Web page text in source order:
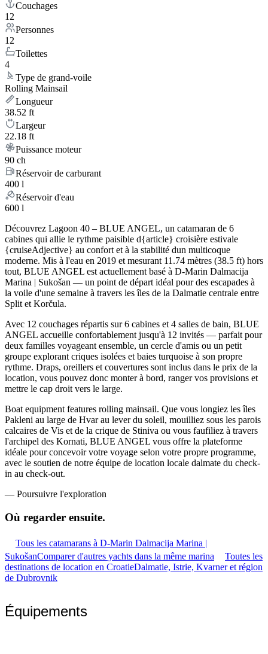
Couchages
12
Personnes
12
Toilettes
4
Type de grand-voile
Rolling Mainsail
Longueur
38.52 ft
Largeur
22.18 ft
Puissance moteur
90 ch
Réservoir de carburant
400 l
Réservoir d'eau
600 l
Découvrez Lagoon 40 – BLUE ANGEL, un catamaran de 6
cabines qui allie le rythme paisible d{article} croisière estivale
{cruiseAdjective} au confort et à la stabilité dun multicoque
moderne. Mis à l'eau en 2019 et mesurant 11.74 mètres (38.5 ft) hors
tout, BLUE ANGEL est actuellement basé à D-Marin Dalmacija
Marina | Sukošan — un point de départ idéal pour des escapades à
la voile d'une semaine à travers les îles de la Dalmatie centrale entre
Split et Korčula.
Avec 12 couchages répartis sur 6 cabines et 4 salles de bain, BLUE
ANGEL accueille confortablement jusqu'à 12 invités — parfait pour
deux familles voyageant ensemble, un cercle d'amis ou un petit
groupe explorant criques isolées et baies turquoise à son propre
rythme. Draps, oreillers et couvertures sont inclus dans le prix de la
location, vous pouvez donc monter à bord, ranger vos provisions et
mettre le cap droit vers le large.
Boat equipment features rolling mainsail. Que vous longiez les îles
Pakleni au large de Hvar au lever du soleil, mouilliez sous les parois
calcaires de Vis et de la crique de Stiniva ou vous faufiliez à travers
l'archipel des Kornati, BLUE ANGEL vous offre la plateforme
idéale pour concevoir votre voyage selon votre propre programme,
avec le soutien de notre équipe de location locale dalmate du check-
in au check-out.
— Poursuivre l'exploration
Où regarder ensuite.
Tous les catamarans à D-Marin Dalmacija Marina |
SukošanComparer d'autres yachts dans la même marina
Toutes les
destinations de location en CroatieDalmatie, Istrie, Kvarner et région
de Dubrovnik
Équipements